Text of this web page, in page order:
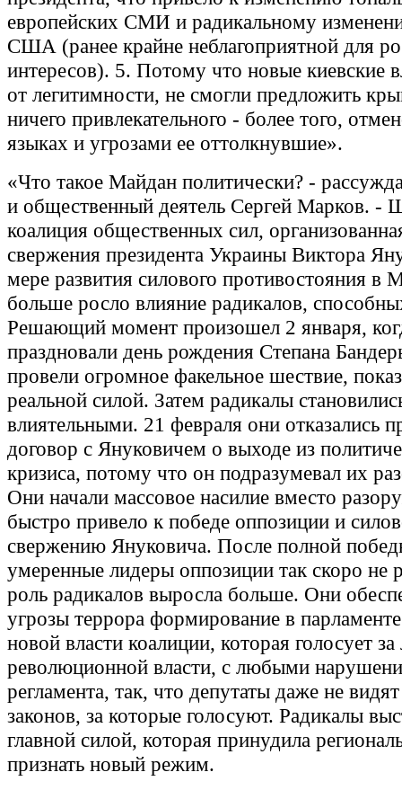
европейских СМИ и радикальному
США (ранее крайне неблагоприятной для
интересов). 5. Потому что новые киевские
от легитимности, не смогли предложить
ничего привлекательного - более того,
языках и угрозами ее оттолкнувшие».
«Что такое Майдан политически? -
и общественный деятель Сергей Марков. -
коалиция общественных сил,
свержения президента Украины Виктора
мере развития силового противостояния в
больше росло влияние радикалов,
Решающий момент произошел 2 января,
праздновали день рождения Степана
провели огромное факельное шествие,
реальной силой. Затем радикалы
влиятельными. 21 февраля они отказались
договор с Януковичем о выходе из
кризиса, потому что он подразумевал их
Они начали массовое насилие вместо
быстро привело к победе оппозиции и
свержению Януковича. После полной
умеренные лидеры оппозиции так скоро не
роль радикалов выросла больше. Они
угрозы террора формирование в
новой власти коалиции, которая голосует
революционной власти, с любыми
регламента, так, что депутаты даже не
законов, за которые голосуют. Радикалы
главной силой, которая принудила
признать новый режим.